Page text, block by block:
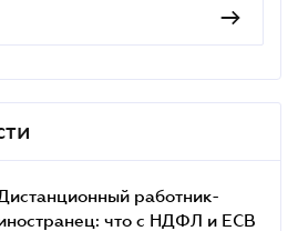
работник-
что с НДФЛ и ЕСВ